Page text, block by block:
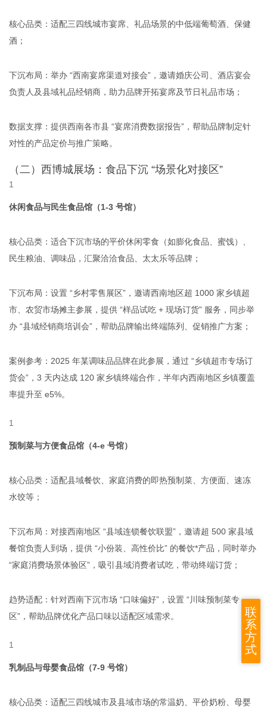
核心品类：适配三四线城市宴席、礼品场景的中低端葡萄酒、保健
酒；
下沉布局：举办 “西南宴席渠道对接会”，邀请婚庆公司、酒店宴会
负责人及县域礼品经销商，助力品牌开拓宴席及节日礼品市场；
数据支撑：提供西南各市县 “宴席消费数据报告”，帮助品牌制定针
对性的产品定价与推广策略。
（二）西博城展场：食品下沉 “场景化对接区”
休闲食品与民生食品馆（1-3 号馆）
核心品类：适合下沉市场的平价休闲零食（如膨化食品、蜜饯）、
民生粮油、调味品，汇聚洽洽食品、太太乐等品牌；
下沉布局：设置 “乡村零售展区”，邀请西南地区超 1000 家乡镇超
市、农贸市场摊主参展，提供 “样品试吃 + 现场订货” 服务，同步举
办 “县域经销商培训会”，帮助品牌输出终端陈列、促销推广方案；
案例参考：2025 年某调味品品牌在此参展，通过 “乡镇超市专场订
货会”，3 天内达成 120 家乡镇终端合作，半年内西南地区乡镇覆盖
率提升至 e5%。
预制菜与方便食品馆（4-e 号馆）
核心品类：适配县域餐饮、家庭消费的即热预制菜、方便面、速冻
水饺等；
下沉布局：对接西南地区 “县域连锁餐饮联盟”，邀请超 500 家县域
餐馆负责人到场，提供 “小份装、高性价比” 的餐饮*产品，同时举办
“家庭消费场景体验区”，吸引县域消费者试吃，带动终端订货；
趋势适配：针对西南下沉市场 “口味偏好”，设置 “川味预制菜专
区”，帮助品牌优化产品口味以适配区域需求。
乳制品与母婴食品馆（7-9 号馆）
核心品类：适配三四线城市及县域市场的常温奶、平价奶粉、母婴
联
系
方
式